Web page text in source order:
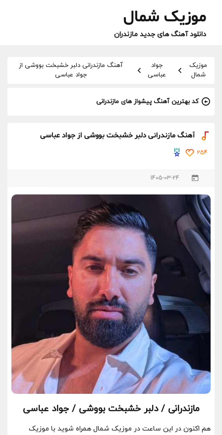
موزیک شمال
دانلود آهنگ های جدید مازندران
موزیک
شمال
جواد
عباسی
آهنگ مازندرانی دلبر خشبخت بووشی از
جواد عباسی
کد بهترین آهنگ پیشواز های مازندرانی
آهنگ مازندرانی دلبر خشبخت بووشی از جواد عباسی
254
1405-03-24
مازندرانی / دلبر خشبخت بووشی / جواد عباسی
هم اکنون در این ساعت در موزیک شمال همراه شوید با موزیک